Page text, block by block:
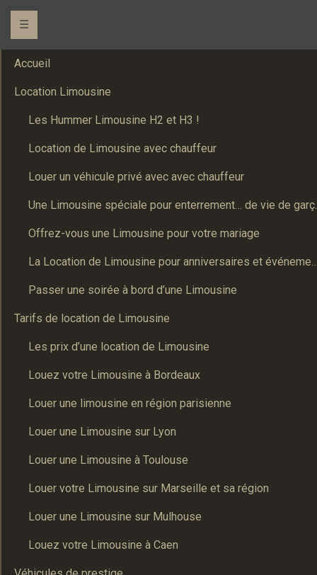
☰
Accueil
Location Limousine
Les Hummer Limousine H2 et H3 !
Location de Limousine avec chauffeur
Louer un véhicule privé avec avec chauffeur
Une
Offrez-vous une Limousine pour votre mariage
La Location de Limousine pour
Passer une soirée à bord d’une Limousine
Tarifs de location de Limousine
Les prix d’une location de Limousine
Louez votre Limousine à Bordeaux
Louer une limousine en région parisienne
Louer une Limousine sur Lyon
Louer une Limousine à Toulouse
Louer votre Limousine sur Marseille et sa région
Louer une Limousine sur Mulhouse
Louez votre Limousine à Caen